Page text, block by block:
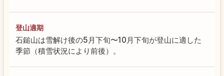
登山適期
石鎚山は雪解け後の5月下旬〜10月下旬が登山に適した
季節（積雪状況により前後）。